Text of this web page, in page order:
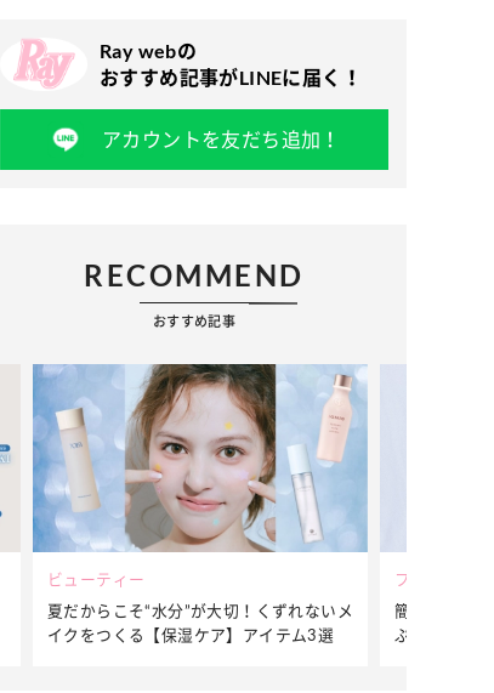
Ray webの
おすすめ記事がLINEに届く！
アカウントを友だち追加！
RECOMMEND
おすすめ記事
ビューティー
夏だからこそ“水分”が大切！くずれないメ
イクをつくる【保湿ケア】アイテム3選
ファッション
簡単アレン
ぷりの【そ